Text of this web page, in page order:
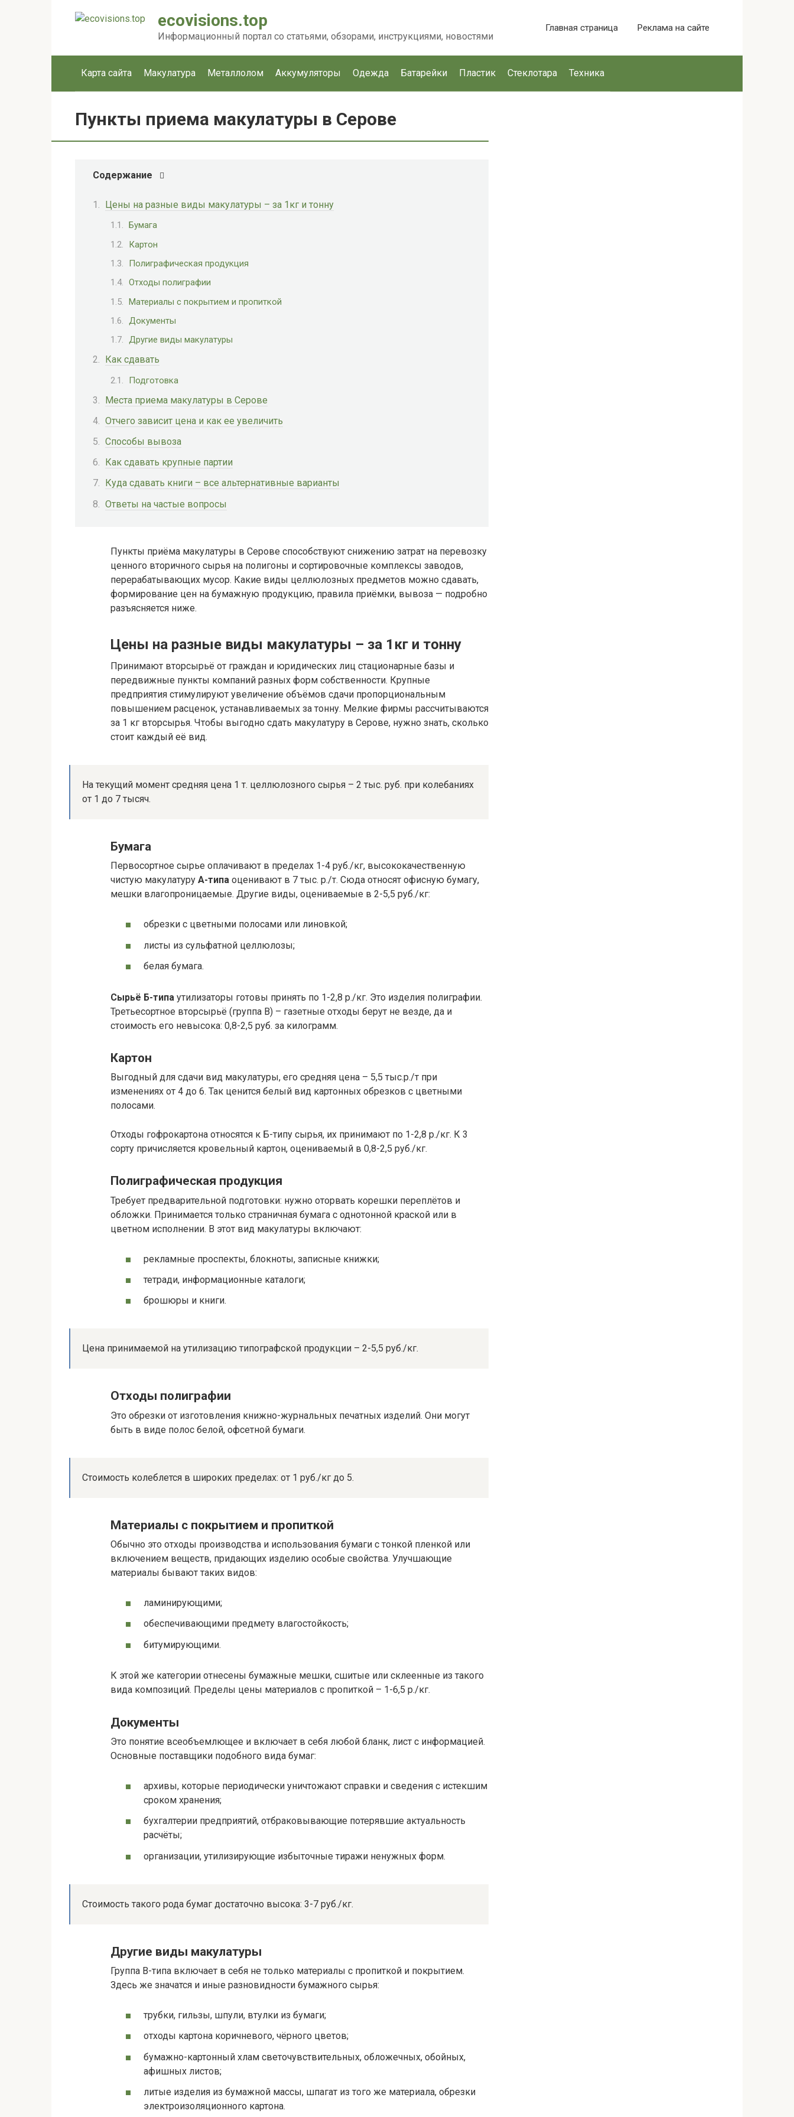
ecovisions.top
Информационный портал со статьями, обзорами, инструкциями, новостями
Главная страница Реклама на сайте
Карта сайта Макулатура Металлолом Аккумуляторы Одежда Батарейки Пластик Стеклотара Техника
Пункты приема макулатуры в Серове
Содержание
Цены на разные виды макулатуры – за 1кг и тонну
Бумага
Картон
Полиграфическая продукция
Отходы полиграфии
Материалы с покрытием и пропиткой
Документы
Другие виды макулатуры
Как сдавать
Подготовка
Места приема макулатуры в Серове
Отчего зависит цена и как ее увеличить
Способы вывоза
Как сдавать крупные партии
Куда сдавать книги – все альтернативные варианты
Ответы на частые вопросы
Пункты приёма макулатуры в Серове способствуют снижению затрат на перевозку
ценного вторичного сырья на полигоны и сортировочные комплексы заводов,
перерабатывающих мусор. Какие виды целлюлозных предметов можно сдавать,
формирование цен на бумажную продукцию, правила приёмки, вывоза — подробно
разъясняется ниже.
Цены на разные виды макулатуры – за 1кг и тонну
Принимают вторсырьё от граждан и юридических лиц стационарные базы и
передвижные пункты компаний разных форм собственности. Крупные
предприятия стимулируют увеличение объёмов сдачи пропорциональным
повышением расценок, устанавливаемых за тонну. Мелкие фирмы рассчитываются
за 1 кг вторсырья. Чтобы выгодно сдать макулатуру в Серове, нужно знать, сколько
стоит каждый её вид.
На текущий момент средняя цена 1 т. целлюлозного сырья – 2 тыс. руб. при колебаниях
от 1 до 7 тысяч.
Бумага
Первосортное сырье оплачивают в пределах 1-4 руб./кг, высококачественную
чистую макулатуру А-типа оценивают в 7 тыс. р./т. Сюда относят офисную бумагу,
мешки влагопроницаемые. Другие виды, оцениваемые в 2-5,5 руб./кг:
обрезки с цветными полосами или линовкой;
листы из сульфатной целлюлозы;
белая бумага.
Сырьё Б-типа утилизаторы готовы принять по 1-2,8 р./кг. Это изделия полиграфии.
Третьесортное вторсырьё (группа В) – газетные отходы берут не везде, да и
стоимость его невысока: 0,8-2,5 руб. за килограмм.
Картон
Выгодный для сдачи вид макулатуры, его средняя цена – 5,5 тыс.р./т при
изменениях от 4 до 6. Так ценится белый вид картонных обрезков с цветными
полосами.
Отходы гофрокартона относятся к Б-типу сырья, их принимают по 1-2,8 р./кг. К 3
сорту причисляется кровельный картон, оцениваемый в 0,8-2,5 руб./кг.
Полиграфическая продукция
Требует предварительной подготовки: нужно оторвать корешки переплётов и
обложки. Принимается только страничная бумага с однотонной краской или в
цветном исполнении. В этот вид макулатуры включают:
рекламные проспекты, блокноты, записные книжки;
тетради, информационные каталоги;
брошюры и книги.
Цена принимаемой на утилизацию типографской продукции – 2-5,5 руб./кг.
Отходы полиграфии
Это обрезки от изготовления книжно-журнальных печатных изделий. Они могут
быть в виде полос белой, офсетной бумаги.
Стоимость колеблется в широких пределах: от 1 руб./кг до 5.
Материалы с покрытием и пропиткой
Обычно это отходы производства и использования бумаги с тонкой пленкой или
включением веществ, придающих изделию особые свойства. Улучшающие
материалы бывают таких видов:
ламинирующими;
обеспечивающими предмету влагостойкость;
битумирующими.
К этой же категории отнесены бумажные мешки, сшитые или склеенные из такого
вида композиций. Пределы цены материалов с пропиткой – 1-6,5 р./кг.
Документы
Это понятие всеобъемлющее и включает в себя любой бланк, лист с информацией.
Основные поставщики подобного вида бумаг:
архивы, которые периодически уничтожают справки и сведения с истекшим
сроком хранения;
бухгалтерии предприятий, отбраковывающие потерявшие актуальность
расчёты;
организации, утилизирующие избыточные тиражи ненужных форм.
Стоимость такого рода бумаг достаточно высока: 3-7 руб./кг.
Другие виды макулатуры
Группа В-типа включает в себя не только материалы с пропиткой и покрытием.
Здесь же значатся и иные разновидности бумажного сырья:
трубки, гильзы, шпули, втулки из бумаги;
отходы картона коричневого, чёрного цветов;
бумажно-картонный хлам светочувствительных, обложечных, обойных,
афишных листов;
литые изделия из бумажной массы, шпагат из того же материала, обрезки
электроизоляционного картона.